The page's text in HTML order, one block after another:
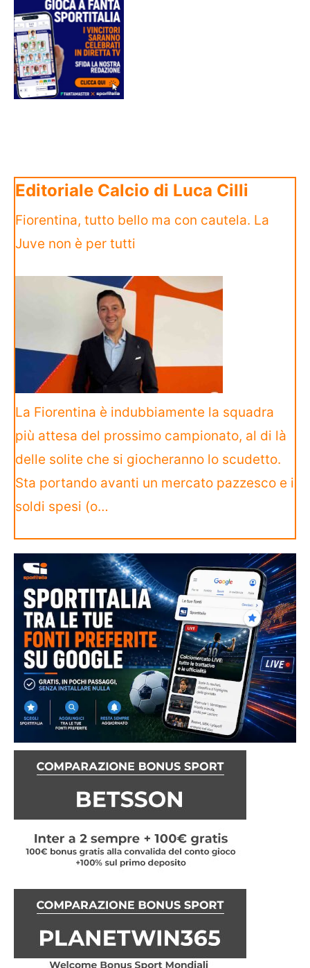
Editoriale Calcio di Luca Cilli
Fiorentina, tutto bello ma con cautela. La
Juve non è per tutti
La Fiorentina è indubbiamente la squadra
più attesa del prossimo campionato, al di là
delle solite che si giocheranno lo scudetto.
Sta portando avanti un mercato pazzesco e i
soldi spesi (o…